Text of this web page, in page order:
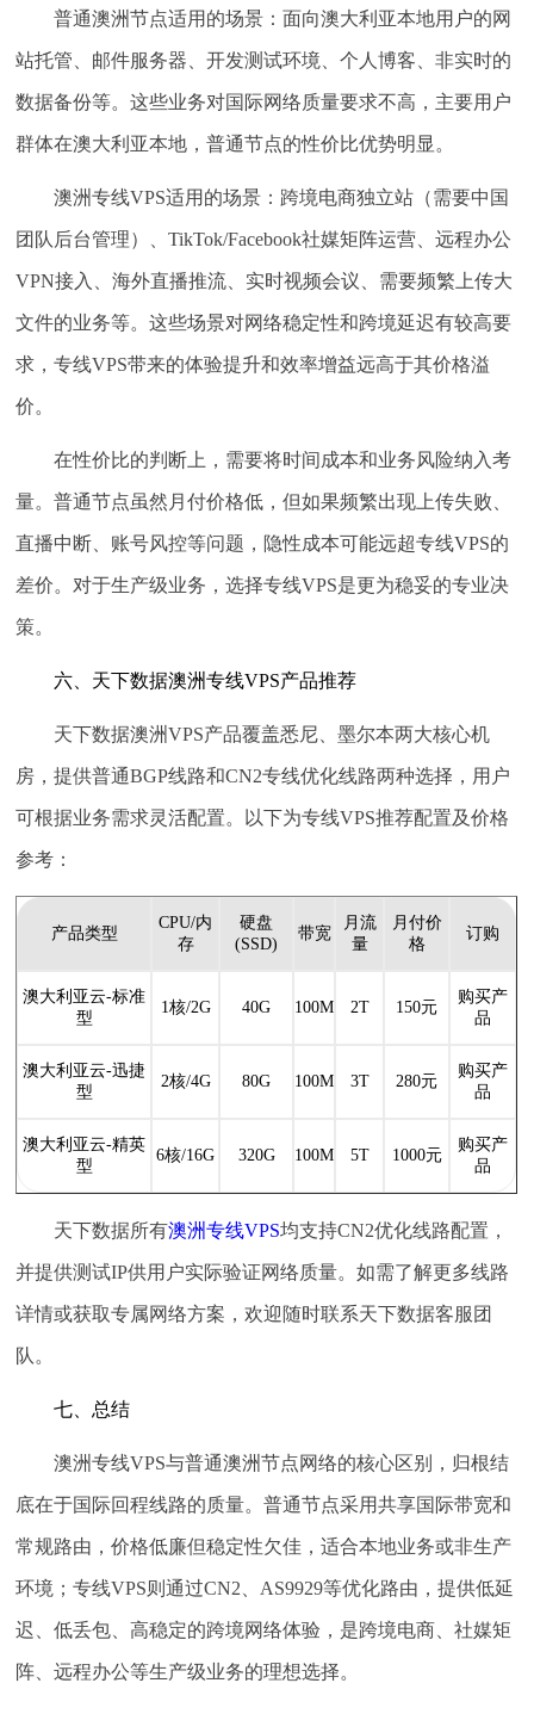
普通澳洲节点适用的场景：面向澳大利亚本地用户的网
站托管、邮件服务器、开发测试环境、个人博客、非实时的
数据备份等。这些业务对国际网络质量要求不高，主要用户
群体在澳大利亚本地，普通节点的性价比优势明显。
澳洲专线VPS适用的场景： 跨境电商独立站（需要中国
团队后台管理）、TikTok/Facebook社媒矩阵运营、远程办公
VPN接入、海外直播推流、实时视频会议、需要频繁上传大
文件的业务等。这些场景对网络稳定性和跨境延迟有较高要
求，专线VPS带来的体验提升和效率增益远高于其价格溢
价。
在性价比的判断上，需要将时间成本和业务风险纳入考
量。普通节点虽然月付价格低，但如果频繁出现上传失败、
直播中断、账号风控等问题，隐性成本可能远超专线VPS的
差价。对于生产级业务，选择专线VPS是更为稳妥的专业决
策。
六、天下数据澳洲专线VPS产品推荐
天下数据澳洲VPS产品覆盖悉尼、墨尔本两大核心机
房，提供普通BGP线路和CN2专线优化线路两种选择，用户
可根据业务需求灵活配置。以下为专线VPS推荐配置及价格
参考：
产品类型
CPU/内
存
硬盘
(SSD)
带宽
月流
量
月付价
格
订购
澳大利亚云-标准
型
1核/2G 40G 100M 2T 150元
购买产
品
澳大利亚云-迅捷
型
2核/4G 80G 100M 3T 280元
购买产
品
澳大利亚云-精英
型
6核/16G 320G 100M 5T 1000元
购买产
品
天下数据所有澳洲专线VPS均支持CN2优化线路配置，
并提供测试IP供用户实际验证网络质量。如需了解更多线路
详情或获取专属网络方案，欢迎随时联系天下数据客服团
队。
七、总结
澳洲专线VPS与普通澳洲节点网络的核心区别，归根结
底在于国际回程线路的质量。普通节点采用共享国际带宽和
常规路由，价格低廉但稳定性欠佳，适合本地业务或非生产
环境；专线VPS则通过CN2、AS9929等优化路由，提供低延
迟、低丢包、高稳定的跨境网络体验，是跨境电商、社媒矩
阵、远程办公等生产级业务的理想选择。